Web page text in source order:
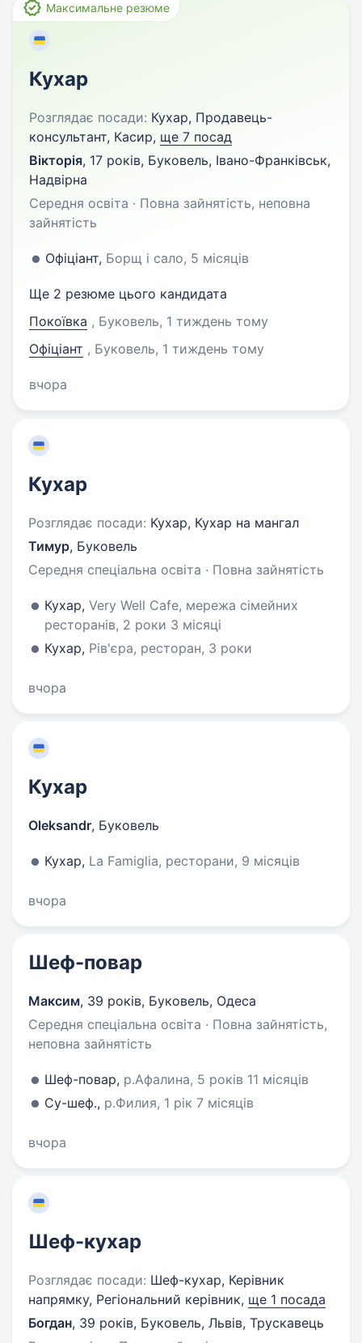
Максимальне резюме
Кухар
Розглядає посади: Кухар, Продавець-
консультант, Касир, ще 7 посад
Вікторія, 17 років, Буковель, Івано-Франківськ,
Надвірна
Середня освіта · Повна зайнятість, неповна
зайнятість
Офіціант, Борщ і сало, 5 місяців
Ще 2 резюме цього кандидата
Покоївка , Буковель, 1 тиждень тому
Офіціант , Буковель, 1 тиждень тому
вчора
Кухар
Розглядає посади: Кухар, Кухар на мангал
Тимур, Буковель
Середня спеціальна освіта · Повна зайнятість
Кухар, Very Well Cafe, мережа сімейних
ресторанів, 2 роки 3 місяці
Кухар, Рів'єра, ресторан, 3 роки
вчора
Кухар
Oleksandr, Буковель
Кухар, La Famiglia, ресторани, 9 місяців
вчора
Шеф-повар
Максим, 39 років, Буковель, Одеса
Середня спеціальна освіта · Повна зайнятість,
неповна зайнятість
Шеф-повар, р.Афалина, 5 років 11 місяців
Су-шеф., р.Филия, 1 рік 7 місяців
вчора
Шеф-кухар
Розглядає посади: Шеф-кухар, Керівник
напрямку, Регіональний керівник, ще 1 посада
Богдан, 39 років, Буковель, Львів, Трускавець